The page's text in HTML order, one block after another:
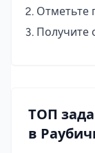
Отметьте
Получите
ТОП
в